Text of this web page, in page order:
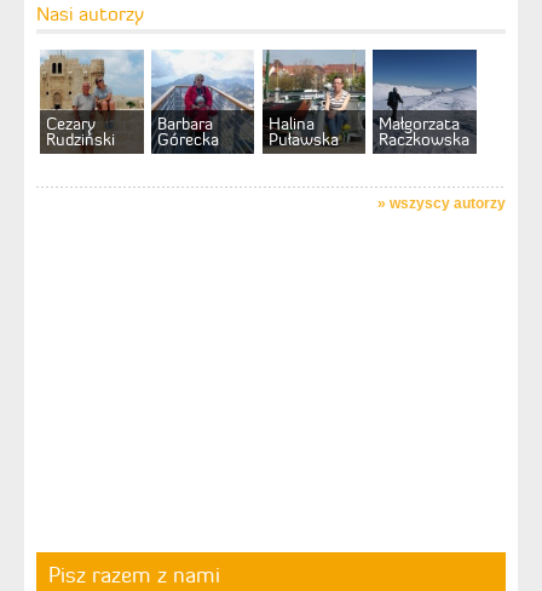
Nasi autorzy
Cezary
Rudziński
Barbara
Górecka
Halina
Puławska
Małgorzata
Raczkowska
» wszyscy autorzy
Pisz razem z nami